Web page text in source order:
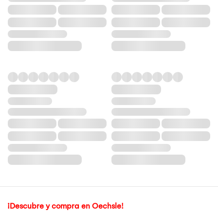
¡Descubre y compra en Oechsle!